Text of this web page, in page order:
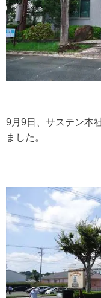
9月9日、サステン本
ました。